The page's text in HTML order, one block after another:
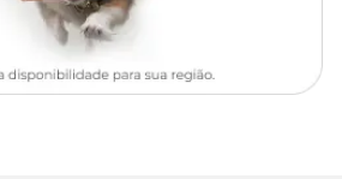
Maçã Desidratada, Manga
Farinha da Alga Schizochytrium
Levedura Seca de Cervejaria, Óleo de
Carbonato de Cálcio,
Extrato de Yucca mín. 0,05%, L-Lisina,